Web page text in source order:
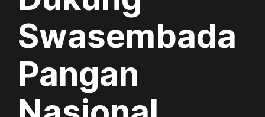
Swasembada
Pangan